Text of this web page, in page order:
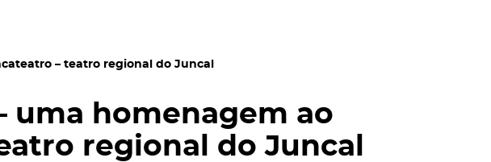
– teatro regional do Juncal
uma homenagem ao
regional do Juncal